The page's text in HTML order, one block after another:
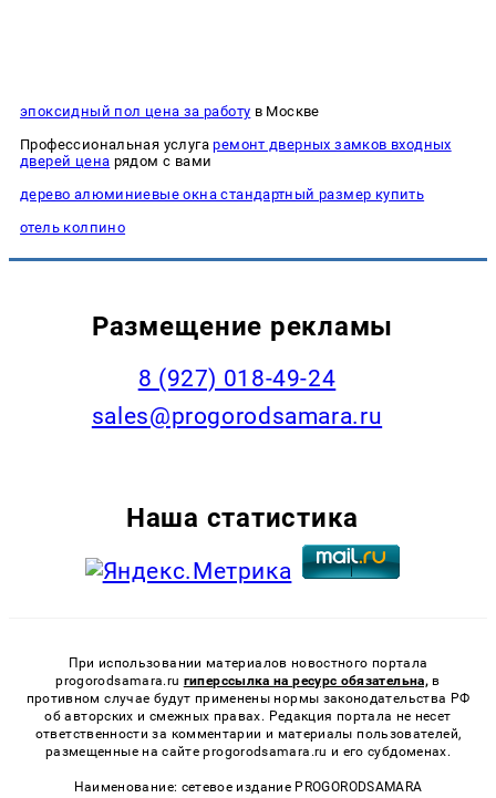
эпоксидный пол цена за работу в Москве
Профессиональная услугаремонт дверных замков входных
дверей цена рядом с вами
дерево алюминиевые окна стандартный размер купить
отель колпино
Размещение рекламы
8 (927) 018-49-24
sales@progorodsamara.ru
Наша статистика
При использовании материалов новостного портала
progorodsamara.ru гиперссылка на ресурс обязательна, в
противном случае будут применены нормы законодательства РФ
об авторских и смежных правах. Редакция портала не несет
ответственности за комментарии и материалы пользователей,
размещенные на сайте progorodsamara.ru и его субдоменах.
Наименование: сетевое издание PROGORODSAMARA